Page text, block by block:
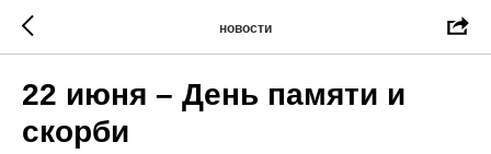
новости
22 июня – День памяти и
скорби